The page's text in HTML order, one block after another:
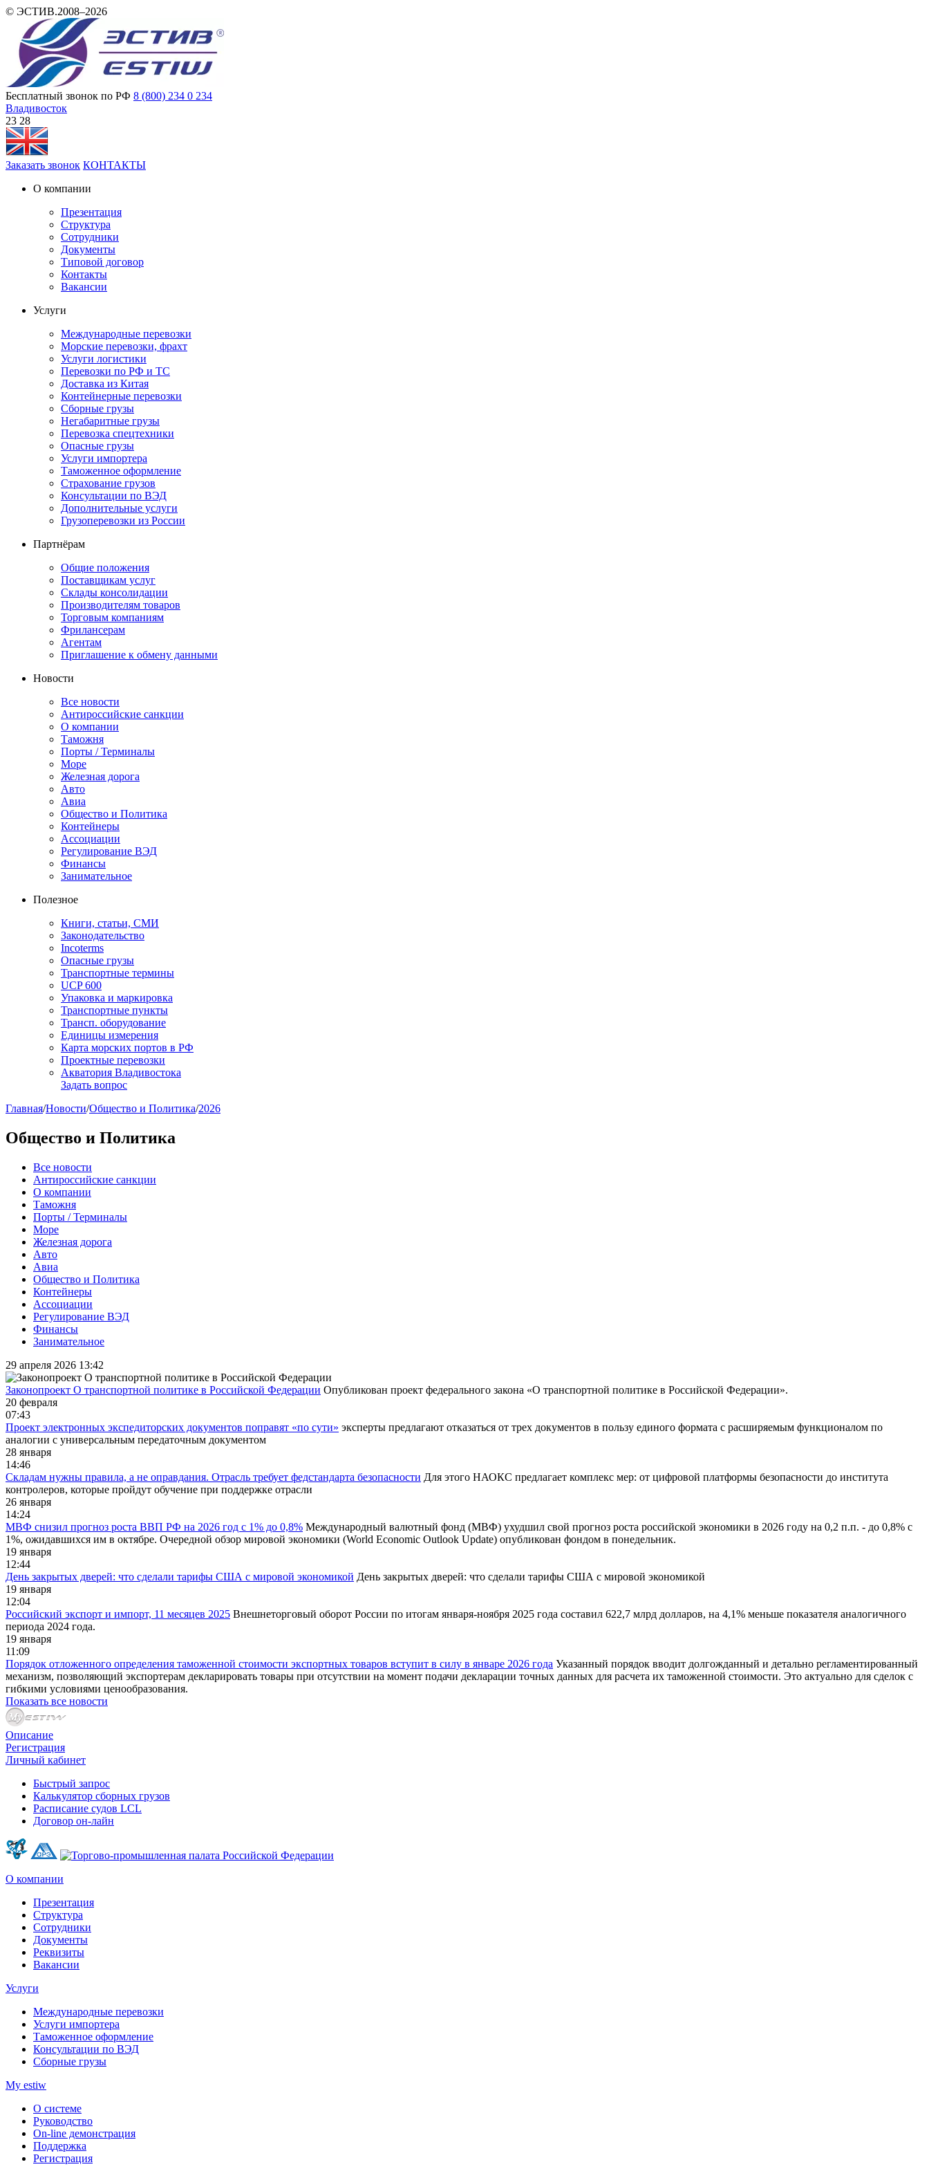
© ЭСТИВ.2008–2026
Бесплатный звонок по РФ 8 (800) 234 0 234
Владивосток
23:28
Заказать звонок КОНТАКТЫ
О компании
Презентация
Структура
Сотрудники
Документы
Типовой договор
Контакты
Вакансии
Услуги
Международные перевозки
Морские перевозки, фрахт
Услуги логистики
Перевозки по РФ и ТС
Доставка из Китая
Контейнерные перевозки
Сборные грузы
Негабаритные грузы
Перевозка спецтехники
Опасные грузы
Услуги импортера
Таможенное оформление
Страхование грузов
Консультации по ВЭД
Дополнительные услуги
Грузоперевозки из России
Партнёрам
Общие положения
Поставщикам услуг
Склады консолидации
Производителям товаров
Торговым компаниям
Фрилансерам
Агентам
Приглашение к обмену данными
Новости
Все новости
Антироссийские санкции
О компании
Таможня
Порты / Терминалы
Море
Железная дорога
Авто
Авиа
Общество и Политика
Контейнеры
Ассоциации
Регулирование ВЭД
Финансы
Занимательное
Полезное
Книги, статьи, СМИ
Законодательство
Incoterms
Опасные грузы
Транспортные термины
UCP 600
Упаковка и маркировка
Транспортные пункты
Трансп. оборудование
Единицы измерения
Карта морских портов в РФ
Проектные перевозки
Акватория Владивостока
Задать вопрос
Главная/Новости/Общество и Политика/2026
Общество и Политика
Все новости
Антироссийские санкции
О компании
Таможня
Порты / Терминалы
Море
Железная дорога
Авто
Авиа
Общество и Политика
Контейнеры
Ассоциации
Регулирование ВЭД
Финансы
Занимательное
29 апреля 2026 13:42
Законопроект О транспортной политике в Российской Федерации Опубликован проект федерального закона «О транспортной политике в Российской Федерации».
20 февраля
07:43
Проект электронных экспедиторских документов поправят «по сути» эксперты предлагают отказаться от трех документов в пользу единого формата с расширяемым функционалом по
аналогии с универсальным передаточным документом
28 января
14:46
Складам нужны правила, а не оправдания. Отрасль требует федстандарта безопасности Для этого НАОКС предлагает комплекс мер: от цифровой платформы безопасности до института
контролеров, которые пройдут обучение при поддержке отрасли
26 января
14:24
МВФ снизил прогноз роста ВВП РФ на 2026 год с 1% до 0,8% Международный валютный фонд (МВФ) ухудшил свой прогноз роста российской экономики в 2026 году на 0,2 п.п. - до 0,8% с
1%, ожидавшихся им в октябре. Очередной обзор мировой экономики (World Economic Outlook Update) опубликован фондом в понедельник.
19 января
12:44
День закрытых дверей: что сделали тарифы США с мировой экономикой День закрытых дверей: что сделали тарифы США с мировой экономикой
19 января
12:04
Российский экспорт и импорт, 11 месяцев 2025 Внешнеторговый оборот России по итогам января-ноября 2025 года составил 622,7 млрд долларов, на 4,1% меньше показателя аналогичного
периода 2024 года.
19 января
11:09
Порядок отложенного определения таможенной стоимости экспортных товаров вступит в силу в январе 2026 года Указанный порядок вводит долгожданный и детально регламентированный
механизм, позволяющий экспортерам декларировать товары при отсутствии на момент подачи декларации точных данных для расчета их таможенной стоимости. Это актуально для сделок с
гибкими условиями ценообразования.
Показать все новости
Описание
Регистрация
Личный кабинет
Быстрый запрос
Калькулятор сборных грузов
Расписание судов LCL
Договор он-лайн
О компании
Презентация
Структура
Сотрудники
Документы
Реквизиты
Вакансии
Услуги
Международные перевозки
Услуги импортера
Таможенное оформление
Консультации по ВЭД
Сборные грузы
My estiw
О системе
Руководство
On-line демонстрация
Поддержка
Регистрация